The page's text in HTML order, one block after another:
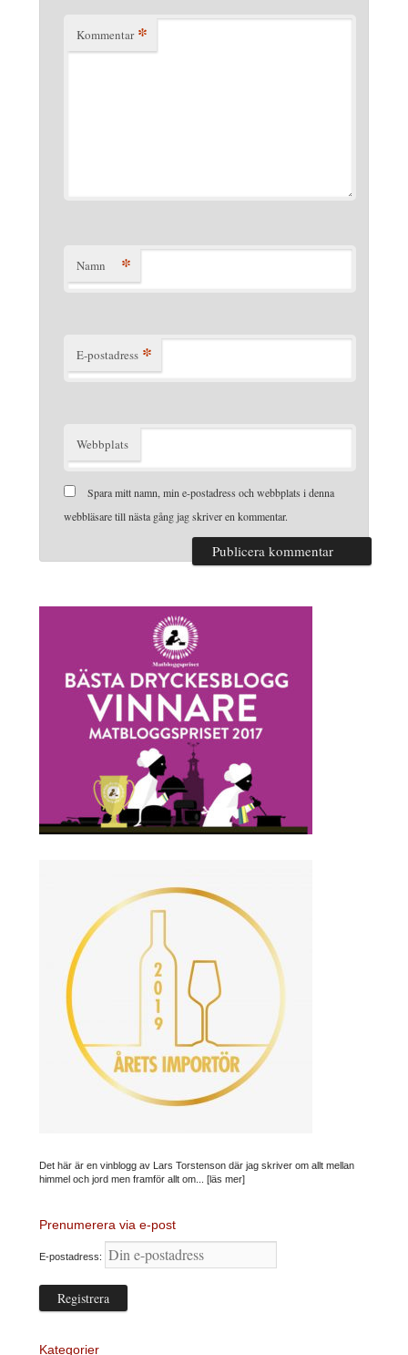
Kommentar *
Namn *
E-postadress *
Webbplats
Spara mitt namn, min e-postadress och webbplats i denna
webbläsare till nästa gång jag skriver en kommentar.
Det här är en vinblogg av Lars Torstenson där jag skriver om allt mellan
himmel och jord men framför allt om... [läs mer]
Prenumerera via e-post
E-postadress:
Kategorier